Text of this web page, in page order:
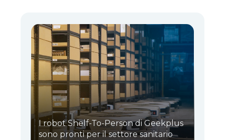
I robot Shelf-To-Person di Geekplus
sono pronti per il settore sanitario